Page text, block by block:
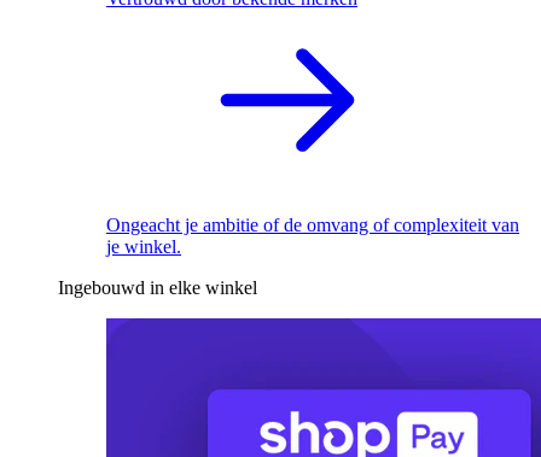
Ongeacht je ambitie of de omvang of complexiteit van
je winkel.
Ingebouwd in elke winkel